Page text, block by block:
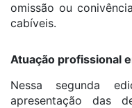
omissão ou
cabíveis.
Atuação profissional
Nessa segunda
apresentação das